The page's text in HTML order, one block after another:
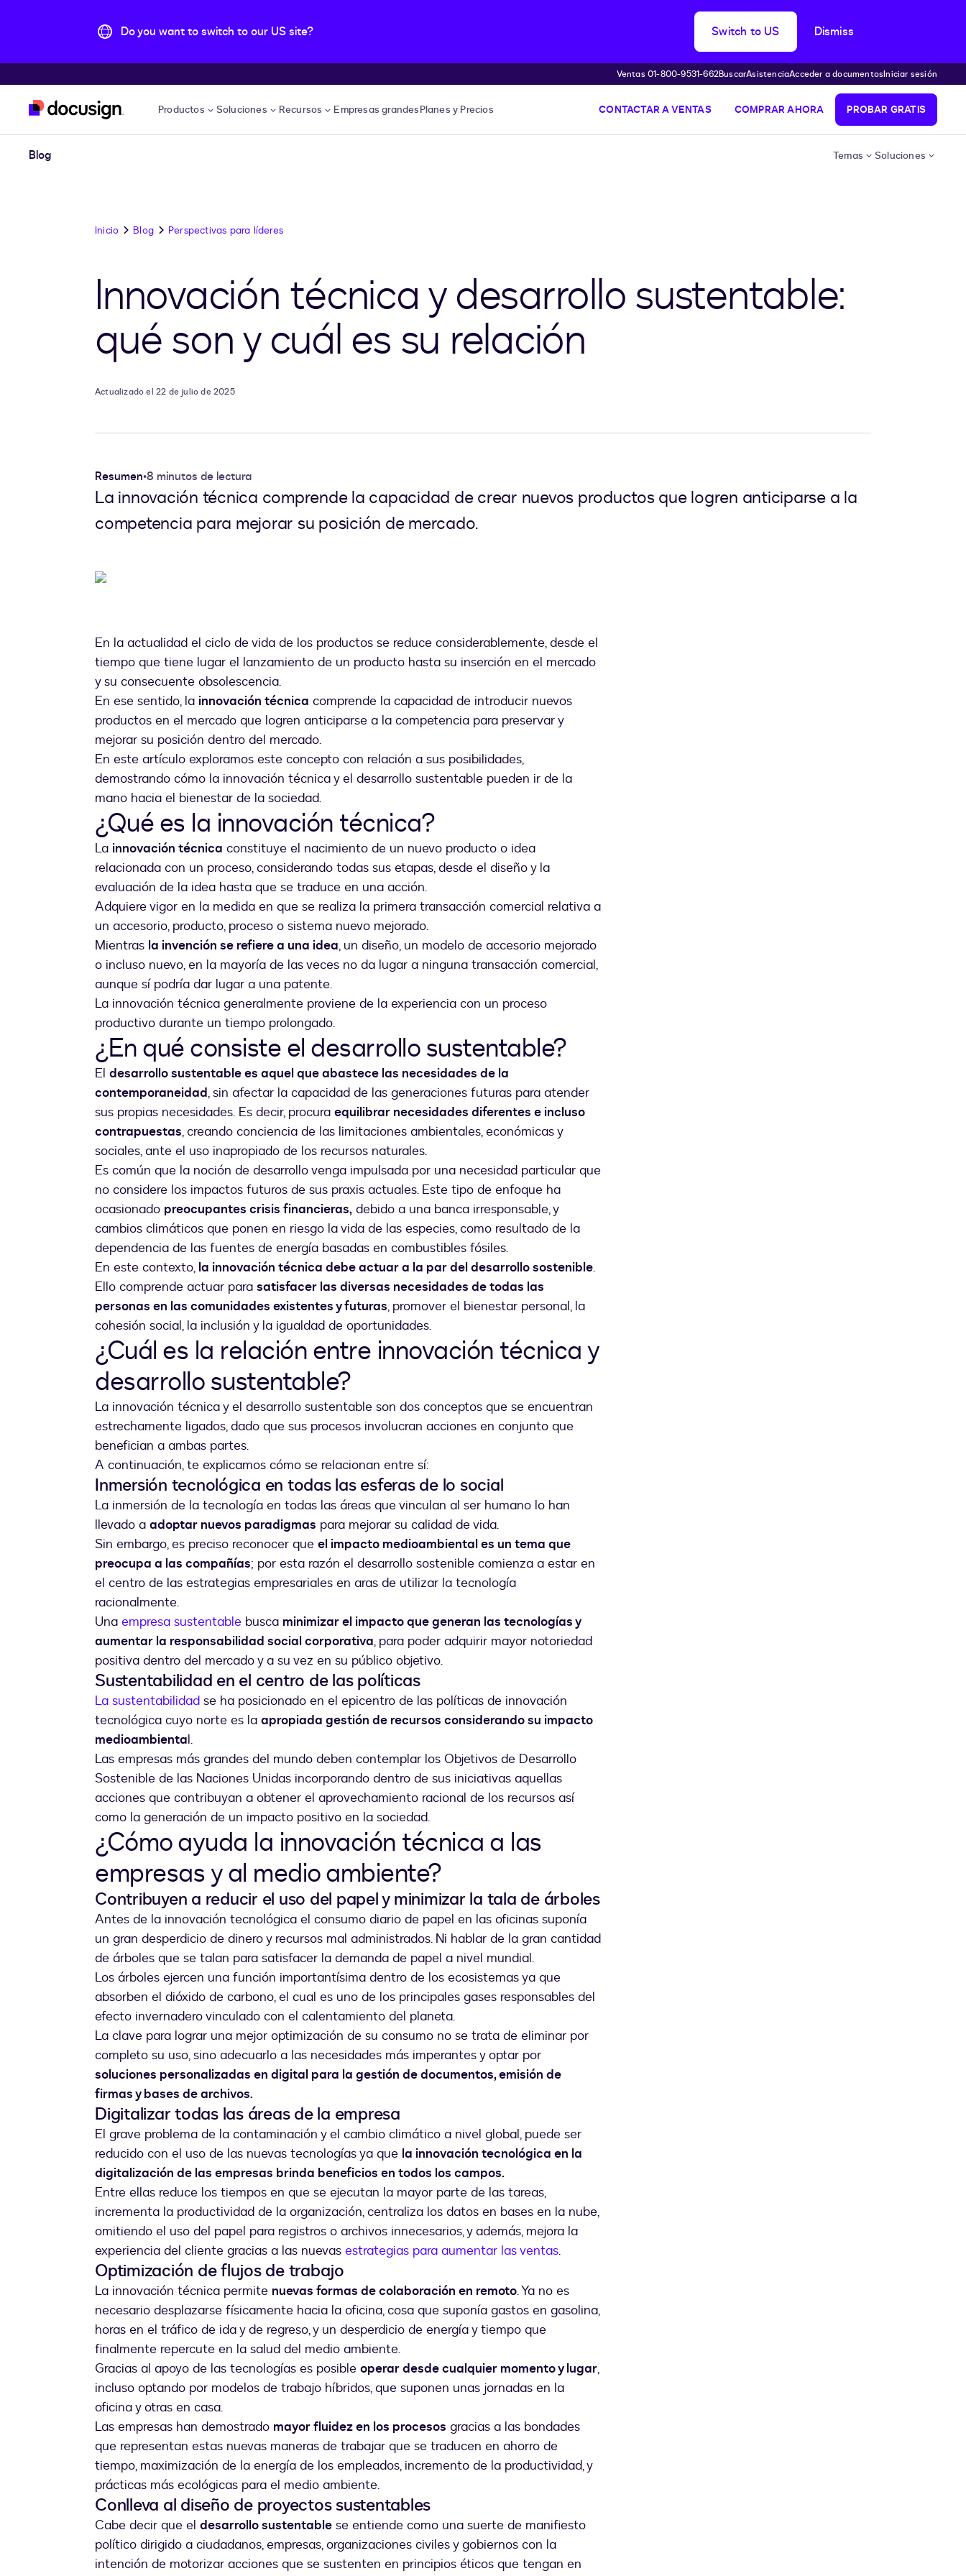
Do you want to switch to our US site? Switch to US Dismiss
Ventas 01-800-9531-662BuscarAsistenciaAcceder a documentosIniciar sesión
Productos Soluciones Recursos Empresas grandesPlanes y Precios CONTACTAR A VENTAS COMPRAR AHORA PROBAR GRATIS
Blog Temas Soluciones
Inicio Blog Perspectivas para líderes
Innovación técnica y desarrollo sustentable:
qué son y cuál es su relación
Actualizado el 22 de julio de 2025
Resumen•8 minutos de lectura
La innovación técnica comprende la capacidad de crear nuevos productos que logren anticiparse a la
competencia para mejorar su posición de mercado.
En la actualidad el ciclo de vida de los productos se reduce considerablemente, desde el
tiempo que tiene lugar el lanzamiento de un producto hasta su inserción en el mercado
y su consecuente obsolescencia.
En ese sentido, la innovación técnica comprende la capacidad de introducir nuevos
productos en el mercado que logren anticiparse a la competencia para preservar y
mejorar su posición dentro del mercado.
En este artículo exploramos este concepto con relación a sus posibilidades,
demostrando cómo la innovación técnica y el desarrollo sustentable pueden ir de la
mano hacia el bienestar de la sociedad.
¿Qué es la innovación técnica?
La innovación técnica constituye el nacimiento de un nuevo producto o idea
relacionada con un proceso, considerando todas sus etapas, desde el diseño y la
evaluación de la idea hasta que se traduce en una acción.
Adquiere vigor en la medida en que se realiza la primera transacción comercial relativa a
un accesorio, producto, proceso o sistema nuevo mejorado.
Mientras la invención se refiere a una idea, un diseño, un modelo de accesorio mejorado
o incluso nuevo, en la mayoría de las veces no da lugar a ninguna transacción comercial,
aunque sí podría dar lugar a una patente.
La innovación técnica generalmente proviene de la experiencia con un proceso
productivo durante un tiempo prolongado.
¿En qué consiste el desarrollo sustentable?
El desarrollo sustentable es aquel que abastece las necesidades de la
contemporaneidad, sin afectar la capacidad de las generaciones futuras para atender
sus propias necesidades. Es decir, procura equilibrar necesidades diferentes e incluso
contrapuestas, creando conciencia de las limitaciones ambientales, económicas y
sociales, ante el uso inapropiado de los recursos naturales.
Es común que la noción de desarrollo venga impulsada por una necesidad particular que
no considere los impactos futuros de sus praxis actuales. Este tipo de enfoque ha
ocasionado preocupantes crisis financieras, debido a una banca irresponsable, y
cambios climáticos que ponen en riesgo la vida de las especies, como resultado de la
dependencia de las fuentes de energía basadas en combustibles fósiles.
En este contexto, la innovación técnica debe actuar a la par del desarrollo sostenible.
Ello comprende actuar para satisfacer las diversas necesidades de todas las
personas en las comunidades existentes y futuras, promover el bienestar personal, la
cohesión social, la inclusión y la igualdad de oportunidades.
¿Cuál es la relación entre innovación técnica y
desarrollo sustentable?
La innovación técnica y el desarrollo sustentable son dos conceptos que se encuentran
estrechamente ligados, dado que sus procesos involucran acciones en conjunto que
benefician a ambas partes.
A continuación, te explicamos cómo se relacionan entre sí:
Inmersión tecnológica en todas las esferas de lo social
La inmersión de la tecnología en todas las áreas que vinculan al ser humano lo han
llevado a adoptar nuevos paradigmas para mejorar su calidad de vida.
Sin embargo, es preciso reconocer que el impacto medioambiental es un tema que
preocupa a las compañías; por esta razón el desarrollo sostenible comienza a estar en
el centro de las estrategias empresariales en aras de utilizar la tecnología
racionalmente.
Una empresa sustentable busca minimizar el impacto que generan las tecnologías y
aumentar la responsabilidad social corporativa, para poder adquirir mayor notoriedad
positiva dentro del mercado y a su vez en su público objetivo.
Sustentabilidad en el centro de las políticas
La sustentabilidad se ha posicionado en el epicentro de las políticas de innovación
tecnológica cuyo norte es la apropiada gestión de recursos considerando su impacto
medioambiental.
Las empresas más grandes del mundo deben contemplar los Objetivos de Desarrollo
Sostenible de las Naciones Unidas incorporando dentro de sus iniciativas aquellas
acciones que contribuyan a obtener el aprovechamiento racional de los recursos así
como la generación de un impacto positivo en la sociedad.
¿Cómo ayuda la innovación técnica a las
empresas y al medio ambiente?
Contribuyen a reducir el uso del papel y minimizar la tala de árboles
Antes de la innovación tecnológica el consumo diario de papel en las oficinas suponía
un gran desperdicio de dinero y recursos mal administrados. Ni hablar de la gran cantidad
de árboles que se talan para satisfacer la demanda de papel a nivel mundial.
Los árboles ejercen una función importantísima dentro de los ecosistemas ya que
absorben el dióxido de carbono, el cual es uno de los principales gases responsables del
efecto invernadero vinculado con el calentamiento del planeta.
La clave para lograr una mejor optimización de su consumo no se trata de eliminar por
completo su uso, sino adecuarlo a las necesidades más imperantes y optar por
soluciones personalizadas en digital para la gestión de documentos, emisión de
firmas y bases de archivos.
Digitalizar todas las áreas de la empresa
El grave problema de la contaminación y el cambio climático a nivel global, puede ser
reducido con el uso de las nuevas tecnologías ya que la innovación tecnológica en la
digitalización de las empresas brinda beneficios en todos los campos.
Entre ellas reduce los tiempos en que se ejecutan la mayor parte de las tareas,
incrementa la productividad de la organización, centraliza los datos en bases en la nube,
omitiendo el uso del papel para registros o archivos innecesarios, y además, mejora la
experiencia del cliente gracias a las nuevas estrategias para aumentar las ventas.
Optimización de flujos de trabajo
La innovación técnica permite nuevas formas de colaboración en remoto. Ya no es
necesario desplazarse físicamente hacia la oficina, cosa que suponía gastos en gasolina,
horas en el tráfico de ida y de regreso, y un desperdicio de energía y tiempo que
finalmente repercute en la salud del medio ambiente.
Gracias al apoyo de las tecnologías es posible operar desde cualquier momento y lugar,
incluso optando por modelos de trabajo híbridos, que suponen unas jornadas en la
oficina y otras en casa.
Las empresas han demostrado mayor fluidez en los procesos gracias a las bondades
que representan estas nuevas maneras de trabajar que se traducen en ahorro de
tiempo, maximización de la energía de los empleados, incremento de la productividad, y
prácticas más ecológicas para el medio ambiente.
Conlleva al diseño de proyectos sustentables
Cabe decir que el desarrollo sustentable se entiende como una suerte de manifiesto
político dirigido a ciudadanos, empresas, organizaciones civiles y gobiernos con la
intención de motorizar acciones que se sustenten en principios éticos que tengan en